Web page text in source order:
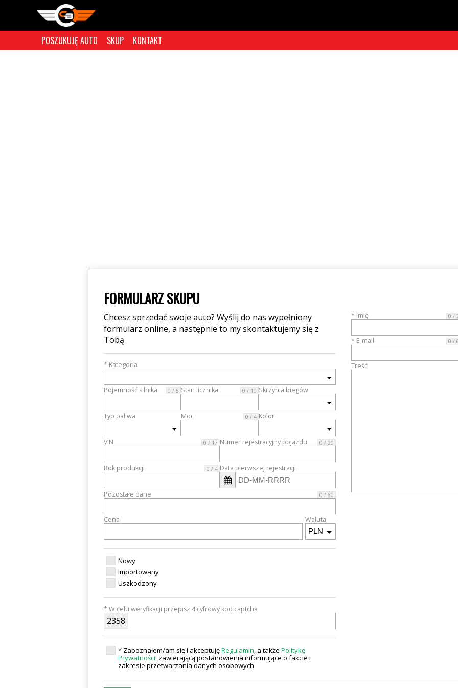
POSZUKUJĘ AUTO SKUP KONTAKT
FORMULARZ SKUPU
Chcesz sprzedać swoje auto? Wyślij do nas wypełniony
formularz online, a następnie to my skontaktujemy się z
Tobą
* Kategoria
Pojemność silnika 0 / 5 Stan licznika 0 / 10 Skrzynia biegów
Typ paliwa Moc 0 / 4 Kolor
VIN 0 / 17 Numer rejestracyjny pojazdu 0 / 20
Rok produkcji 0 / 4 Data pierwszej rejestracji
Pozostałe dane 0 / 60
Cena Waluta
Nowy
Importowany
Uszkodzony
* Imię 0 /
* E-mail 0 /
Treść
* W celu weryfikacji przepisz 4 cyfrowy kod captcha
2358
* Zapoznałem/am się i akceptujęRegulamin, a także Politykę
Prywatności, zawierającą postanowienia informujące o fakcie i
zakresie przetwarzania danych osobowych